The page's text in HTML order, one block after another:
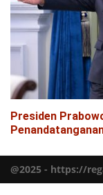
Presiden
@2025 - https://